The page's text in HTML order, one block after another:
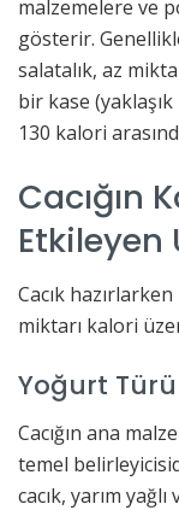
malzemelere ve
gösterir.
salatalık, az
bir kase
130 kalori
Cacığın
Etkileyen
Cacık
miktarı kalori
Yoğurt Türü
Cacığın ana
temel
cacık, yarım